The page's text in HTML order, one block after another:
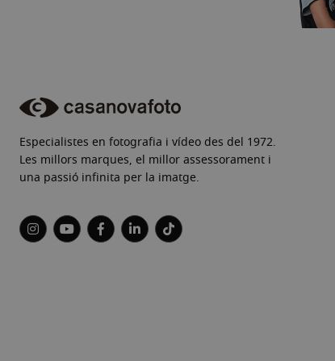
Especialistes en fotografia i vídeo des del 1972.
Les millors marques, el millor assessorament i
una passió infinita per la imatge.